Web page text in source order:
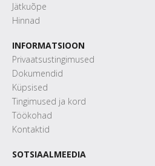
Jätkuõpe
Hinnad
INFORMATSIOON
Privaatsustingimused
Dokumendid
Küpsised
Tingimused ja kord
Töökohad
Kontaktid
SOTSIAALMEEDIA